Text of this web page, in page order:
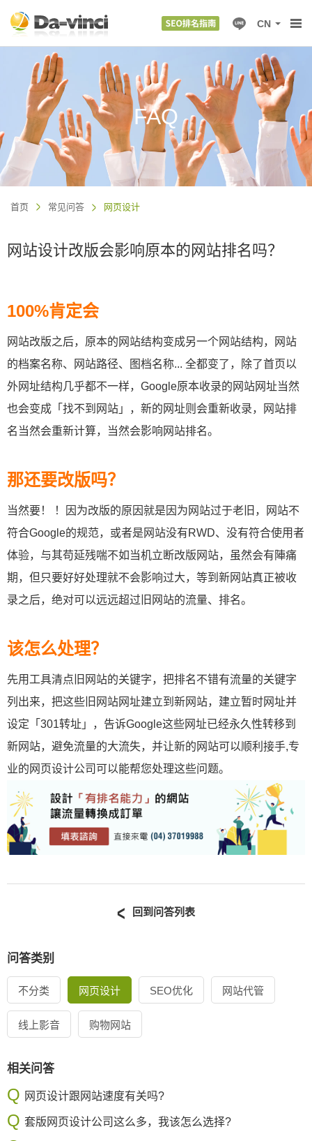
CN
FAQ
首页 常见问答 网页设计
网站设计改版会影响原本的网站排名吗？
100%肯定会
网站改版之后，原本的网站结构变成另一个网站结构，网站
的档案名称、网站路径、图档名称... 全都变了，除了首页以
外网址结构几乎都不一样，Google原本收录的网站网址当然
也会变成「找不到网站」，新的网址则会重新收录，网站排
名当然会重新计算，当然会影响网站排名。
那还要改版吗？
当然要！ ！因为改版的原因就是因为网站过于老旧，网站不
符合Google的规范，或者是网站没有RWD、没有符合使用者
体验，与其苟延残喘不如当机立断改版网站，虽然会有陣痛
期，但只要好好处理就不会影响过大，等到新网站真正被收
录之后，绝对可以远远超过旧网站的流量、排名。
该怎么处理？
先用工具清点旧网站的关键字，把排名不错有流量的关键字
列出来，把这些旧网站网址建立到新网站，建立暂时网址并
设定「301转址」，告诉Google这些网址已经永久性转移到
新网站，避免流量的大流失，并让新的网站可以顺利接手,专
业的网页设计公司可以能帮您处理这些问题。
回到问答列表
问答类别
不分类 网页设计 SEO优化 网站代管
线上影音 购物网站
相关问答
网页设计跟网站速度有关吗?
套版网页设计公司这么多，我该怎么选择?